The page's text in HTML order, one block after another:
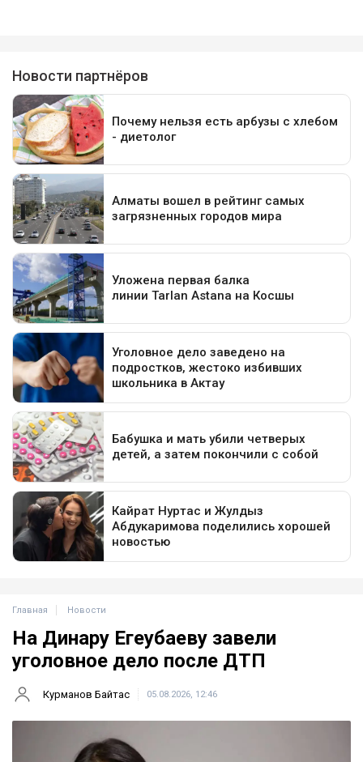
Главная Новости
На Динару Егеубаеву завели
уголовное дело после ДТП
Курманов Байтас 05.08.2026, 12:46